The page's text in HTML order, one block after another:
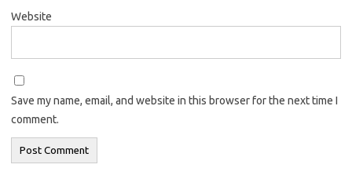
Website
Save my name, email, and website in this browser for the next time I
comment.